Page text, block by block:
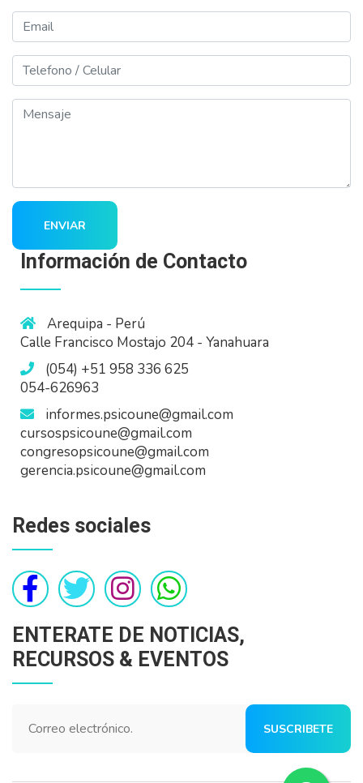
Email
Telefono
Mensaje
ENVIAR
Información de Contacto
Arequipa - Perú
Calle Francisco Mostajo 204 - Yanahuara
(054) +51 958 336 625
054-626963
informes.psicoune@gmail.com
cursospsicoune@gmail.com
congresopsicoune@gmail.com
gerencia.psicoune@gmail.com
Redes sociales
ENTERATE DE NOTICIAS,
RECURSOS & EVENTOS
SUSCRIBETE
AHORA